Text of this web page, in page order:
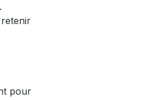
pour